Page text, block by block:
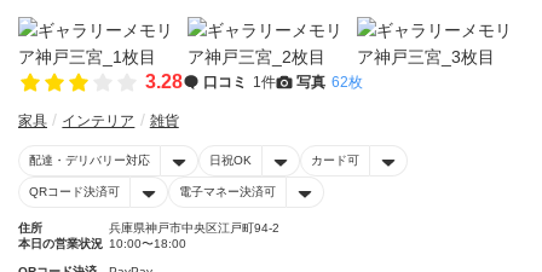
3.28 口コミ 1件 写真 62枚
家具 インテリア 雑貨
配達・デリバリー対応 日祝OK カード可
QRコード決済可 電子マネー決済可
住所
兵庫県神戸市中央区江戸町94-2
本日の営業状況 10:00〜18:00